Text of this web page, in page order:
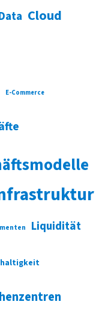
Cloud
E-Commerce
Liquidität